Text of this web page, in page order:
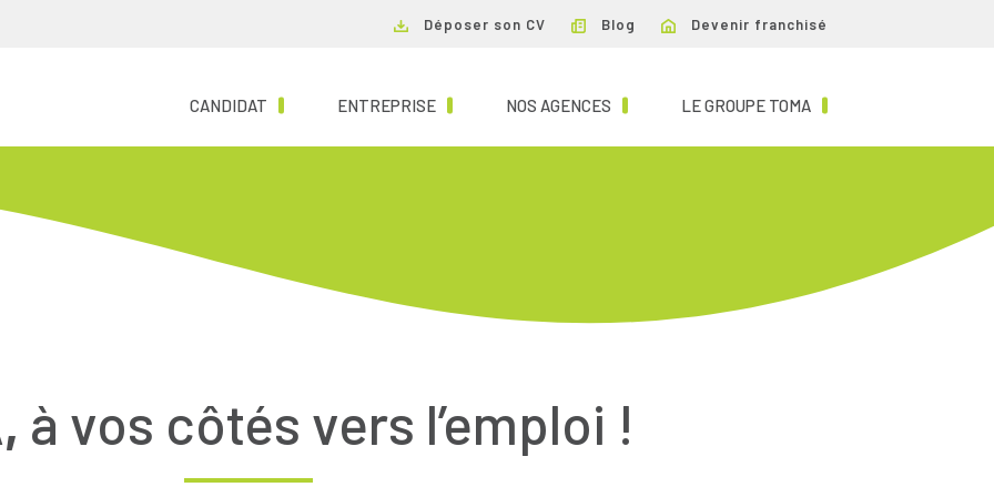
Déposer son CV Blog Devenir franchisé
CANDIDAT (CURRENT)ENTREPRISE(CURRENT)NOS AGENCES (CURRENT)LE GROUPE TOMA (CURRENT)
à vos côtés vers l’emploi !